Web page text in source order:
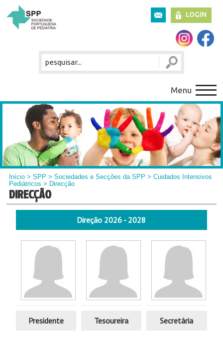
LOGIN
Menu
Início >SPP >Sociedades e Secções da SPP >Cuidados Intensivos
Pediátricos > Direcção
DIRECÇÃO
Direção 2026 - 2028
Presidente Tesoureira Secretária